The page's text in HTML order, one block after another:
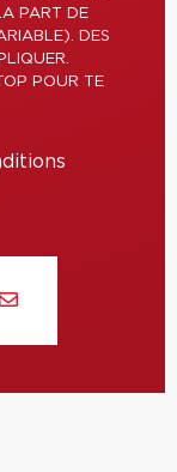
PART DE
DES
POUR TE